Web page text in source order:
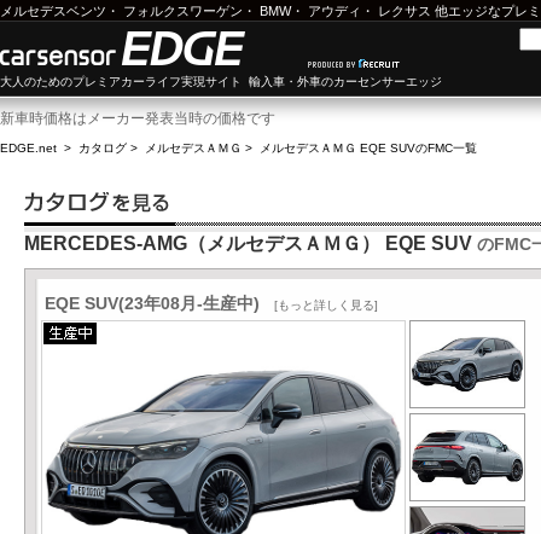
メルセデスベンツ ・ フォルクスワーゲン ・ BMW・ アウディ ・ レクサス 他エッジなプレ
大人のためのプレミアカーライフ実現サイト 輸入車・外車のカーセンサーエッジ
新車時価格はメーカー発表当時の価格です
EDGE.net > カタログ > メルセデスＡＭＧ > メルセデスＡＭＧ EQE SUVのFMC一覧
MERCEDES-AMG（メルセデスＡＭＧ） EQE SUV のFMC
EQE SUV(23年08月-生産中) [もっと詳しく見る]